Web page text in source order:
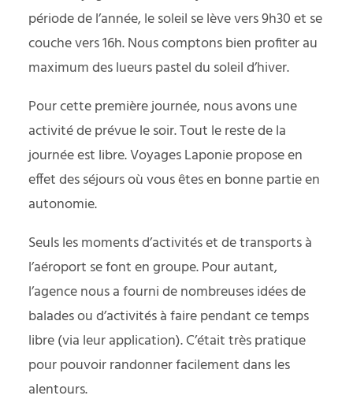
période de l’année, le soleil se lève vers 9h30 et se
couche vers 16h. Nous comptons bien profiter au
maximum des lueurs pastel du soleil d’hiver.
Pour cette première journée, nous avons une
activité de prévue le soir. Tout le reste de la
journée est libre. Voyages Laponie propose en
effet des séjours où vous êtes en bonne partie en
autonomie.
Seuls les moments d’activités et de transports à
l’aéroport se font en groupe. Pour autant,
l’agence nous a fourni de nombreuses idées de
balades ou d’activités à faire pendant ce temps
libre (via leur application). C’était très pratique
pour pouvoir randonner facilement dans les
alentours.